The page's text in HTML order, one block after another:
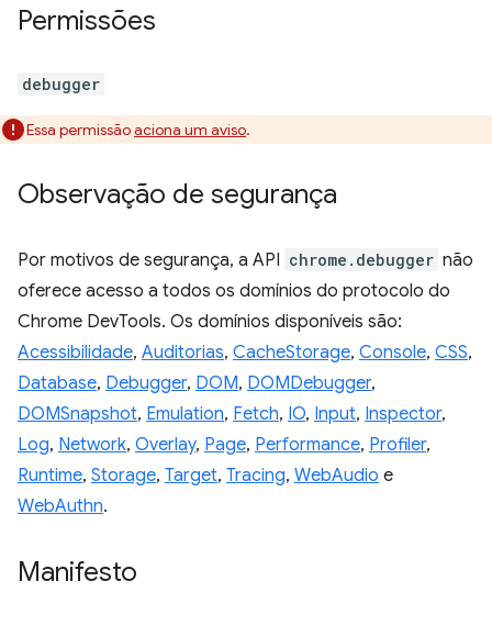
Permissões
debugger
Essa permissãoaciona um aviso.
Observação de segurança
Por motivos de segurança, a API chrome.debugger não
oferece acesso a todos os domínios do protocolo do
Chrome DevTools. Os domínios disponíveis são:
Acessibilidade, Auditorias, CacheStorage, Console, CSS,
Database, Debugger, DOM, DOMDebugger,
DOMSnapshot, Emulation, Fetch, IO, Input, Inspector,
Log, Network, Overlay, Page, Performance, Profiler,
Runtime, Storage, Target, Tracing, WebAudio e
WebAuthn.
Manifesto